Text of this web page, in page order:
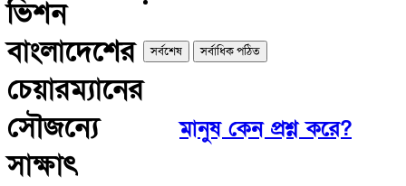
ভিশন
বাংলাদেশের
চেয়ারম্যানের
সৌজন্যে
সাক্ষাৎ
সর্বশেষ সর্বাধিক পঠিত
মানুষ কেন প্রশ্ন করে?